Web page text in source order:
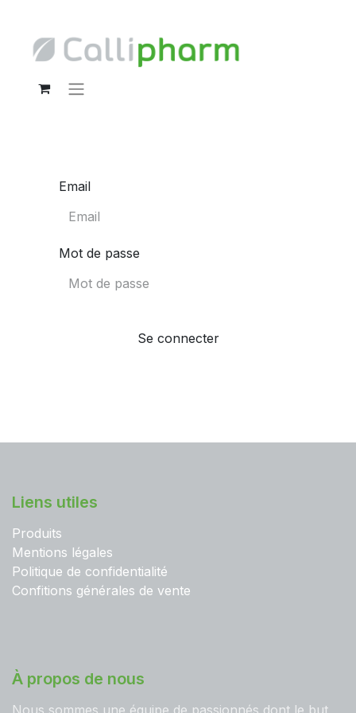
Email
Mot de passe
Se connecter
Liens utiles
Produits
Mentions légales
Politique de confidentialité
Confitions générales de vente
À propos de nous
Nous sommes une équipe de passionnés dont le but